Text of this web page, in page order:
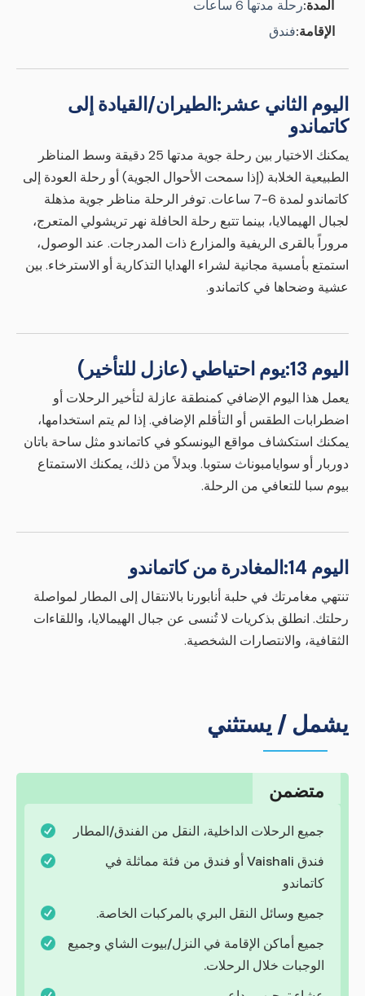
المدة:رحلة مدتها 6 ساعات
الإقامة:فندق
اليوم الثاني عشر:الطيران/القيادة إلى
كاتماندو
يمكنك الاختيار بين رحلة جوية مدتها 25 دقيقة وسط المناظر
الطبيعية الخلابة (إذا سمحت الأحوال الجوية) أو رحلة العودة إلى
كاتماندو لمدة 6-7 ساعات. توفر الرحلة مناظر جوية مذهلة
لجبال الهيمالايا، بينما تتبع رحلة الحافلة نهر تريشولي المتعرج،
مروراً بالقرى الريفية والمزارع ذات المدرجات. عند الوصول،
استمتع بأمسية مجانية لشراء الهدايا التذكارية أو الاسترخاء. بين
عشية وضحاها في كاتماندو.
اليوم 13: يوم احتياطي (عازل للتأخير)
يعمل هذا اليوم الإضافي كمنطقة عازلة لتأخير الرحلات أو
اضطرابات الطقس أو التأقلم الإضافي. إذا لم يتم استخدامها،
يمكنك استكشاف مواقع اليونسكو في كاتماندو مثل ساحة باتان
دوربار أو سوايامبوناث ستوبا. وبدلاً من ذلك، يمكنك الاستمتاع
بيوم سبا للتعافي من الرحلة.
اليوم 14: المغادرة من كاتماندو
تنتهي مغامرتك في حلبة أنابورنا بالانتقال إلى المطار لمواصلة
رحلتك. انطلق بذكريات لا تُنسى عن جبال الهيمالايا، واللقاءات
الثقافية، والانتصارات الشخصية.
يشمل / يستثني
متضمن
جميع الرحلات الداخلية، النقل من الفندق/المطار
فندق Vaishali أو فندق من فئة مماثلة في
كاتماندو
جميع وسائل النقل البري بالمركبات الخاصة.
جميع أماكن الإقامة في النزل/بيوت الشاي وجميع
الوجبات خلال الرحلات.